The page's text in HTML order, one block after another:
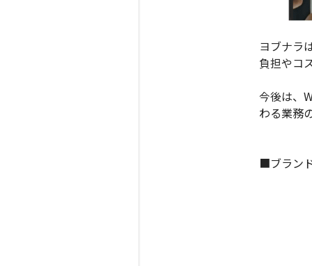
ヨブナラ
負担やコ
今後は、
わる業務
■ブラン